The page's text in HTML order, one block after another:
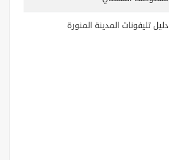
دليل تليفونات المدينة المنورة